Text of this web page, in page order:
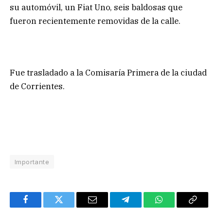
su automóvil, un Fiat Uno, seis baldosas que
fueron recientemente removidas de la calle.
Fue trasladado a la Comisaría Primera de la ciudad
de Corrientes.
Importante
FacebookTwitter Email TelegramWhatsAppCopy